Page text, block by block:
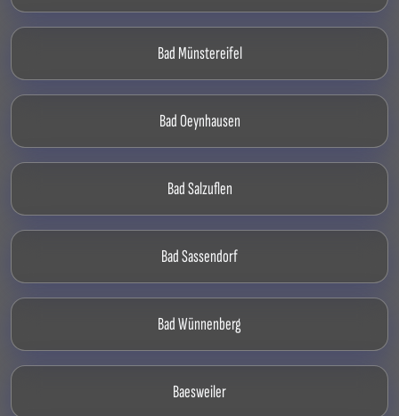
Bad Münstereifel
Bad Oeynhausen
Bad Salzuflen
Bad Sassendorf
Bad Wünnenberg
Baesweiler